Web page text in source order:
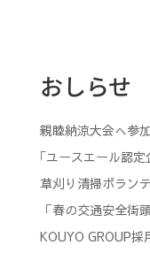
おしらせ
親睦納涼大会へ参
｢ユースエール認
草刈り清掃ボラン
「春の交通安全街
KOUYO GROUP